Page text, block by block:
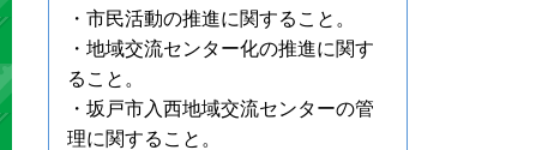
・市民活動の推進に関すること。
・地域交流センター化の推進に関す
ること。
・坂戸市入西地域交流センターの管
理に関すること。